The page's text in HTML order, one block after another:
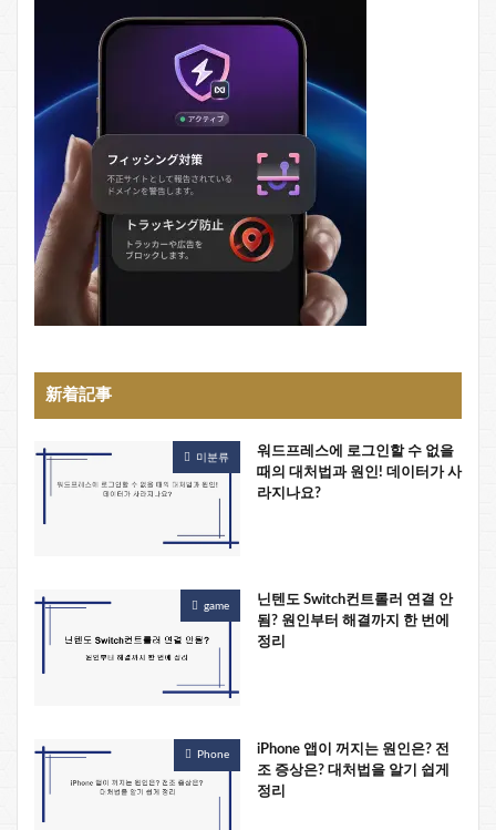
新着記事
미분류
워드프레스에 로그인할 수 없을
때의 대처법과 원인! 데이터가 사
라지나요?
game
닌텐도 Switch컨트롤러 연결 안
됨? 원인부터 해결까지 한 번에
정리
Phone
iPhone 앱이 꺼지는 원인은? 전
조 증상은? 대처법을 알기 쉽게
정리